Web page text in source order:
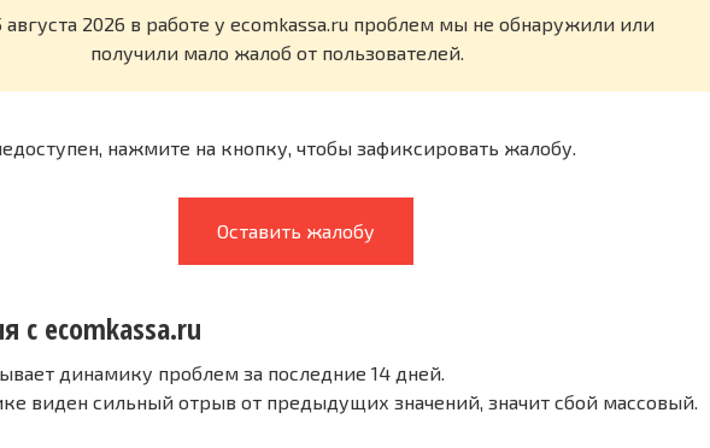
августа 2026 в работе у ecomkassa.ru проблем мы не обнаружили или
получили мало жалоб от пользователей.
нажмите на кнопку, чтобы зафиксировать жалобу.
Оставить жалобу
с ecomkassa.ru
динамику проблем за последние 14 дней.
виден сильный отрыв от предыдущих значений, значит сбой массовый.